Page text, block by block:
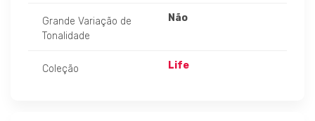
Grande Variação de
Tonalidade
Não
Coleção Life